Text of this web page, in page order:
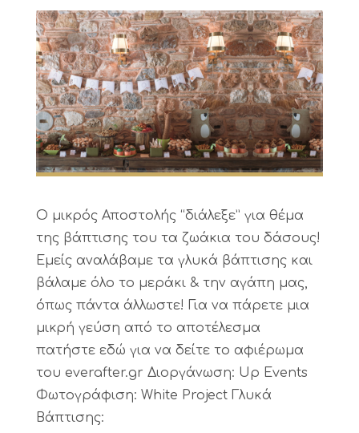
Ο μικρός Αποστολής “διάλεξε” για θέμα
της βάπτισης του τα ζωάκια του δάσους!
Εμείς αναλάβαμε τα γλυκά βάπτισης και
βάλαμε όλο το μεράκι & την αγάπη μας,
όπως πάντα άλλωστε! Για να πάρετε μια
μικρή γεύση από το αποτέλεσμα
πατήστε εδώ για να δείτε το αφιέρωμα
του everafter.gr Διοργάνωση: Up Events
Φωτογράφιση: White Project Γλυκά
Βάπτισης: